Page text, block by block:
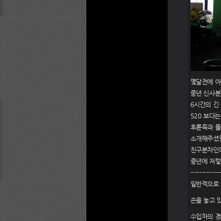
몇달전에
중년 신사
6시간의 긴
520 보다
후륜쪽과
소개해주
친구분차
중년에 저
일반적으
손을 놓고
수입차의